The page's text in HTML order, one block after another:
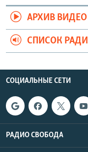
АРХИВ ВИДЕО
СПИСОК
СОЦИАЛЬНЫЕ СЕТИ
РАДИО СВОБОДА